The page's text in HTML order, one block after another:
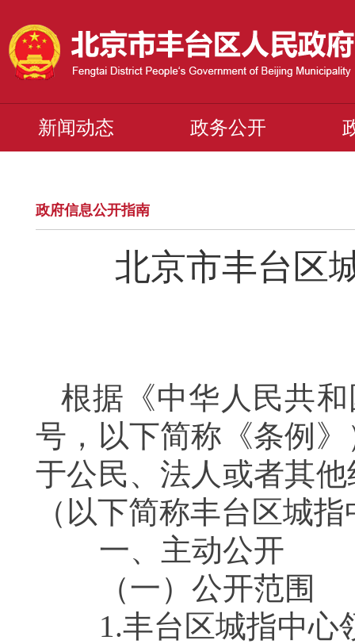
新闻动态 政务公开
政府信息公开指南
北京市丰台区
根据《中华人民共
号，以下简称《条例
于公民、法人或者其
（以下简称丰台区城
一、主动公开
（一）公开范围
1.丰台区城指中心